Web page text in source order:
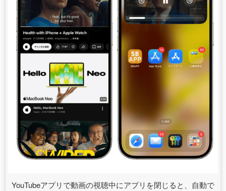
YouTubeアプリで動画の視聴中にアプリを閉じると、自動で